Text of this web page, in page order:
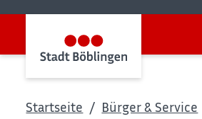
Startseite
Bürger & Service